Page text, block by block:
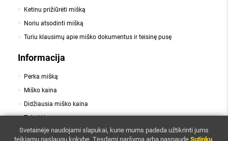
Ketinu prižiūrėti mišką
Noriu atsodinti mišką
Turiu klausimų apie miško dokumentus ir teisinę pusę
Informacija
Perka mišką
Miško kaina
Didžiausia miško kaina
Taisyklės
Slapukai, Privatumo politika
Svetainėje naudojami slapukai, kurie mums padeda užtikrinti jums
teikiamų paslaugų kokybę. Tęsdami naršymą arba paspaudę Sutinku,